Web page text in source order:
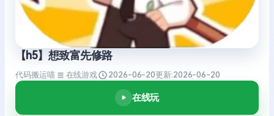
【h5】想致富先修路
代码搬运喵 在线游戏 2026-06-20更新:2026-06-20
在线玩